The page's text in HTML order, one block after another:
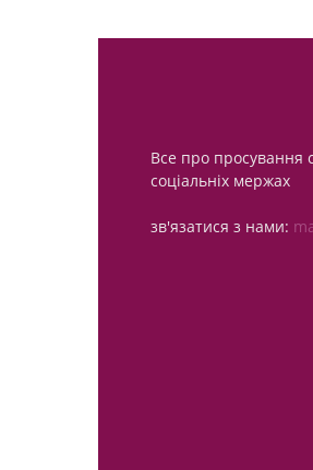
Все про просування
соціальніх мержах
зв'язатися з нами: